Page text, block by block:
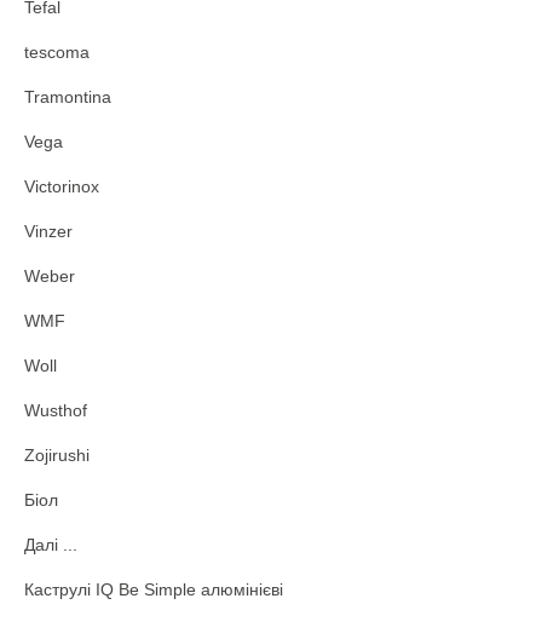
Tefal
tescoma
Tramontina
Vega
Victorinox
Vinzer
Weber
WMF
Woll
Wusthof
Zojirushi
Біол
Далі ...
Каструлі IQ Be Simple алюмінієві